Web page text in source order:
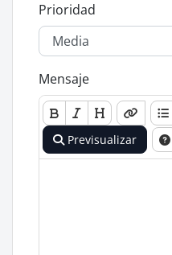
Prioridad
Mensaje
Previsualizar